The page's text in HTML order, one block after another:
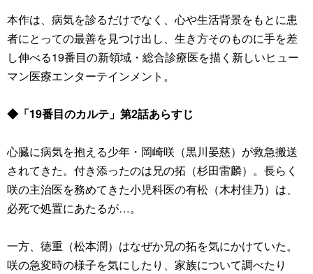
本作は、病気を診るだけでなく、心や生活背景をもとに患
者にとっての最善を見つけ出し、生き方そのものに手を差
し伸べる19番目の新領域・総合診療医を描く新しいヒュー
マン医療エンターテインメント。
◆「19番目のカルテ」第2話あらすじ
心臓に病気を抱える少年・岡崎咲（黒川晏慈）が救急搬送
されてきた。付き添ったのは兄の拓（杉田雷麟）。長らく
咲の主治医を務めてきた小児科医の有松（木村佳乃）は、
必死で処置にあたるが…。
一方、徳重（松本潤）はなぜか兄の拓を気にかけていた。
咲の急変時の様子を気にしたり、家族について調べたり